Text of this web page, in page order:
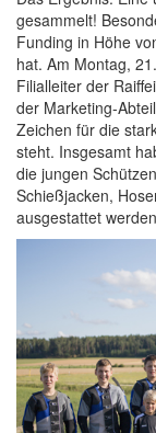
gesammelt!
Funding in Höhe
hat. Am Montag,
Filialleiter der
der Marketing-
Zeichen für die
steht. Insgesamt
die jungen
Schießjacken,
ausgestattet